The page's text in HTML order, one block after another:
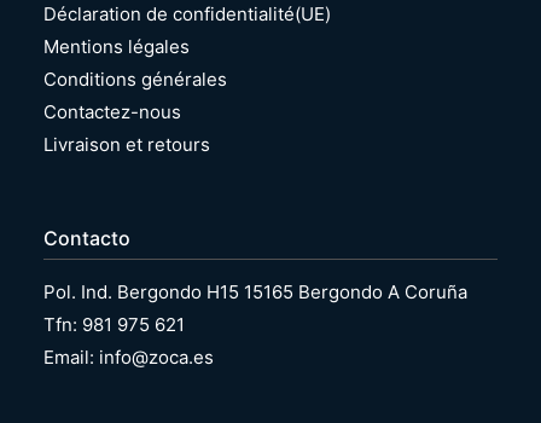
Déclaration de confidentialité(UE)
Mentions légales
Conditions générales
Contactez-nous
Livraison et retours
Contacto
Pol. Ind. Bergondo H15 15165 Bergondo A Coruña
Tfn: 981 975 621
Email: info@zoca.es